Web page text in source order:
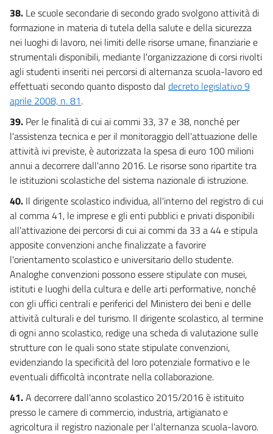
38. Le scuole secondarie di secondo grado svolgono attività di
formazione in materia di tutela della salute e della sicurezza
nei luoghi di lavoro, nei limiti delle risorse umane, finanziarie e
strumentali disponibili, mediante l'organizzazione di corsi rivolti
agli studenti inseriti nei percorsi di alternanza scuola-lavoro ed
effettuati secondo quanto disposto dal decreto legislativo 9
aprile 2008, n. 81.
39. Per le finalità di cui ai commi 33, 37 e 38, nonché per
l'assistenza tecnica e per il monitoraggio dell'attuazione delle
attività ivi previste, è autorizzata la spesa di euro 100 milioni
annui a decorrere dall'anno 2016. Le risorse sono ripartite tra
le istituzioni scolastiche del sistema nazionale di istruzione.
40. Il dirigente scolastico individua, all'interno del registro di cui
al comma 41, le imprese e gli enti pubblici e privati disponibili
all'attivazione dei percorsi di cui ai commi da 33 a 44 e stipula
apposite convenzioni anche finalizzate a favorire
l'orientamento scolastico e universitario dello studente.
Analoghe convenzioni possono essere stipulate con musei,
istituti e luoghi della cultura e delle arti performative, nonché
con gli uffici centrali e periferici del Ministero dei beni e delle
attività culturali e del turismo. Il dirigente scolastico, al termine
di ogni anno scolastico, redige una scheda di valutazione sulle
strutture con le quali sono state stipulate convenzioni,
evidenziando la specificità del loro potenziale formativo e le
eventuali difficoltà incontrate nella collaborazione.
41.A decorrere dall'anno scolastico 2015/2016 è istituito
presso le camere di commercio, industria, artigianato e
agricoltura il registro nazionale per l'alternanza scuola-lavoro.